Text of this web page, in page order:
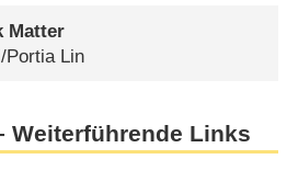
Matter
​Portia Lin
Weiterführende Links